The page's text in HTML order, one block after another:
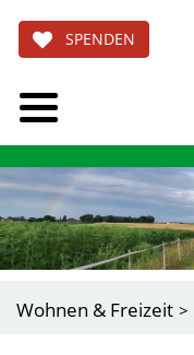
SPENDEN
Wohnen & Freizeit